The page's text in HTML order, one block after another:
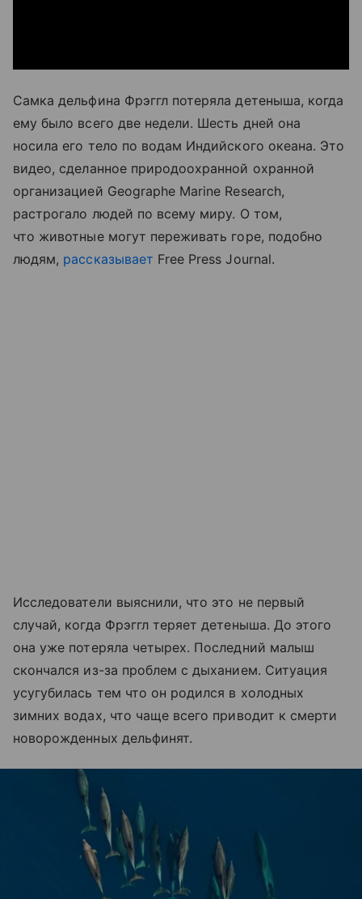
Самка дельфина Фрэггл потеряла детеныша, когда
ему было всего две недели. Шесть дней она
носила его тело по водам Индийского океана. Это
видео, сделанное природоохранной охранной
организацией Geographe Marine Research,
растрогало людей по всему миру. О том,
что животные могут переживать горе, подобно
людям, рассказывает Free Press Journal.
Исследователи выяснили, что это не первый
случай, когда Фрэггл теряет детеныша. До этого
она уже потеряла четырех. Последний малыш
скончался из-за проблем с дыханием. Ситуация
усугубилась тем что он родился в холодных
зимних водах, что чаще всего приводит к смерти
новорожденных дельфинят.